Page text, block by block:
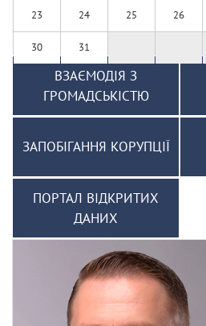
23 24 25 26
30 31
ВЗАЄМОДІЯ З
ГРОМАДСЬКІСТЮ
ЗАПОБІГАННЯ КОРУПЦІЇ
ПОРТАЛ ВІДКРИТИХ
ДАНИХ